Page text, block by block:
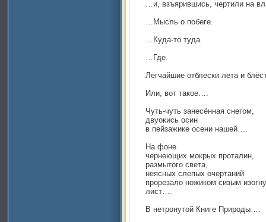
…и, взъярившись, чертили на
…Мысль о побеге.
…Куда-то туда.
…Где.
Легчайшие отблески лета и
Или, вот такое….
Чуть-чуть занесённая снегом,
двуокись осин
в пейзажике осени нашей….
На фоне
чернеющих мокрых проталин,
размытого света,
неясных слепых очертаний
прорезало ножиком сизым
лист….
В нетронутой Книге Природы….